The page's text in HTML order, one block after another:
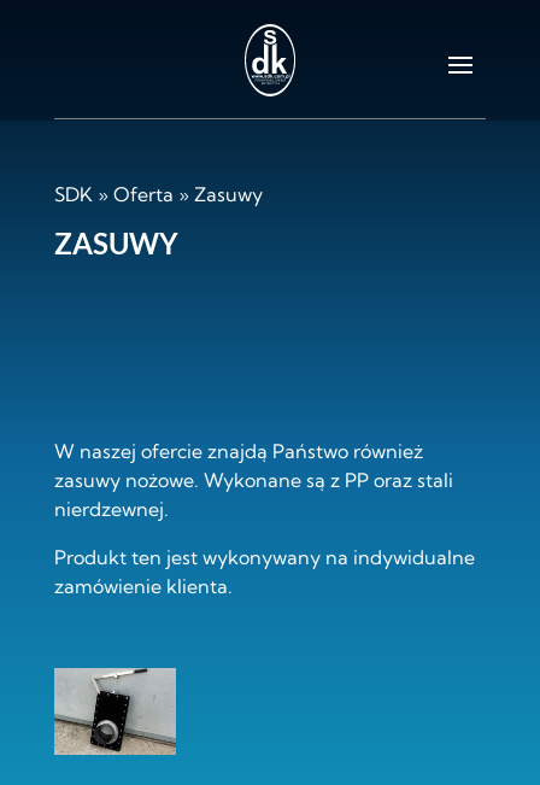
SDK» Oferta » Zasuwy
ZASUWY
W naszej ofercie znajdą Państwo również
zasuwy nożowe. Wykonane są z PP oraz stali
nierdzewnej.
Produkt ten jest wykonywany na indywidualne
zamówienie klienta.